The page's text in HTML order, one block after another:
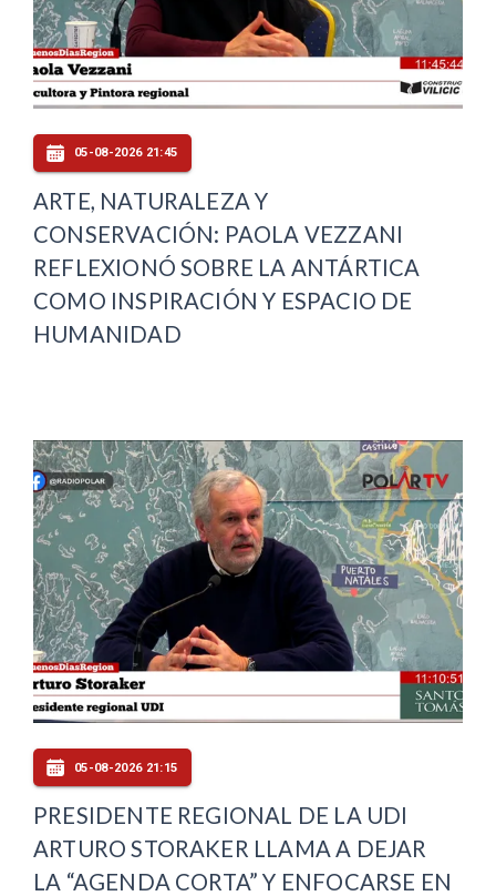
05-08-2026 21:45
ARTE, NATURALEZA Y
CONSERVACIÓN: PAOLA VEZZANI
REFLEXIONÓ SOBRE LA ANTÁRTICA
COMO INSPIRACIÓN Y ESPACIO DE
HUMANIDAD
05-08-2026 21:15
PRESIDENTE REGIONAL DE LA UDI
ARTURO STORAKER LLAMA A DEJAR
LA “AGENDA CORTA” Y ENFOCARSE EN